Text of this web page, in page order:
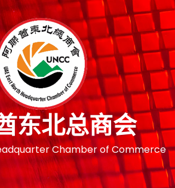
东北总商会
Chamber of Commerce